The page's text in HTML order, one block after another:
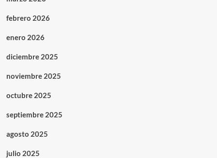
febrero 2026
enero 2026
diciembre 2025
noviembre 2025
octubre 2025
septiembre 2025
agosto 2025
julio 2025